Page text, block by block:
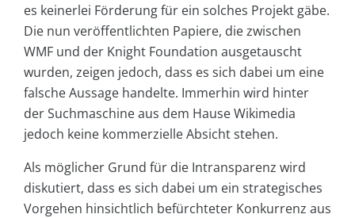
es keinerlei Förderung für ein solches Projekt gäbe.
Die nun veröffentlichten Papiere, die zwischen
WMF und der Knight Foundation ausgetauscht
wurden, zeigen jedoch, dass es sich dabei um eine
falsche Aussage handelte. Immerhin wird hinter
der Suchmaschine aus dem Hause Wikimedia
jedoch keine kommerzielle Absicht stehen.
Als möglicher Grund für die Intransparenz wird
diskutiert, dass es sich dabei um ein strategisches
Vorgehen hinsichtlich befürchteter Konkurrenz aus